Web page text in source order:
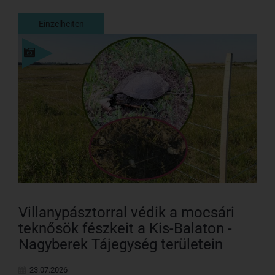
Einzelheiten
Einzelheiten
Villanypásztorral védik a mocsári
teknősök fészkeit a Kis-Balaton -
Nagyberek Tájegység területein
23.07.2026